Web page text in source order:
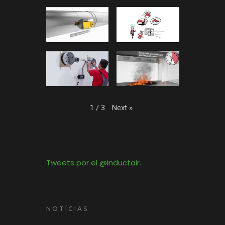
1 / 3 Next »
Tweets por el @inductair.
NOTÍCIAS